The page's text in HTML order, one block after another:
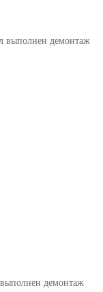
выполнен демонтаж
демонтаж